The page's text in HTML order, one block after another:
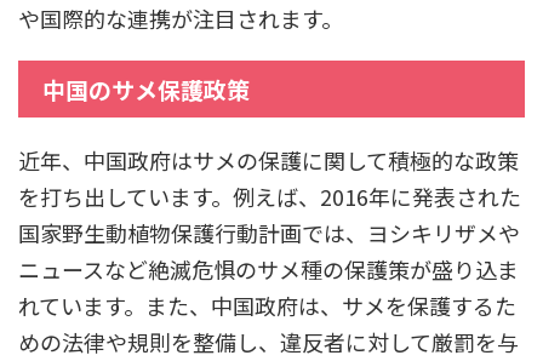
や国際的な連携が注目されます。
中国のサメ保護政策
近年、中国政府はサメの保護に関して積極的な政策
を打ち出しています。例えば、2016年に発表された
国家野生動植物保護行動計画では、ヨシキリザメや
ニュースなど絶滅危惧のサメ種の保護策が盛り込ま
れています。また、中国政府は、サメを保護するた
めの法律や規則を整備し、違反者に対して厳罰を与